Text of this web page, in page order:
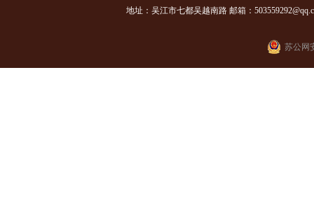
地址：吴江市七都吴越南路 邮箱：
苏公网